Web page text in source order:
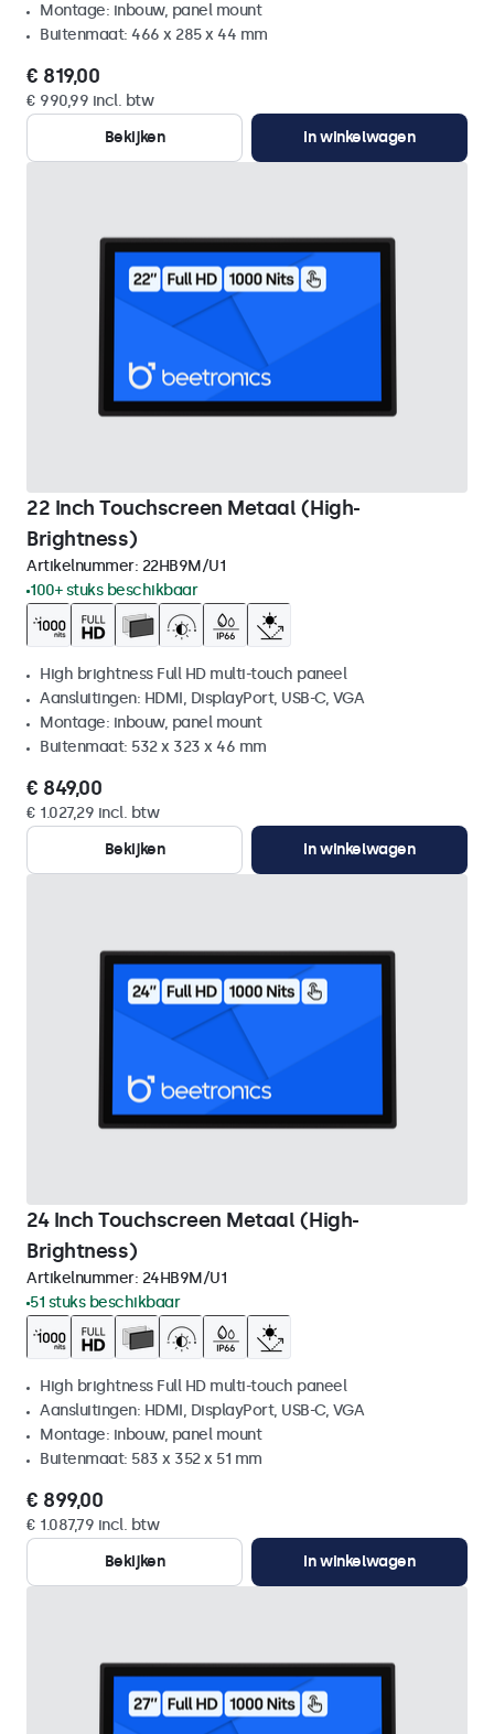
Montage: inbouw, panel mount
Buitenmaat: 466 x 285 x 44 mm
€ 819,00
€ 990,99 incl. btw
Bekijken
In winkelwagen
22 Inch Touchscreen Metaal (High-
Brightness)
Artikelnummer: 22HB9M/U1
100+ stuks beschikbaar
High brightness Full HD multi-touch paneel
Aansluitingen: HDMI, DisplayPort, USB-C, VGA
Montage: inbouw, panel mount
Buitenmaat: 532 x 323 x 46 mm
€ 849,00
€ 1.027,29 incl. btw
Bekijken
In winkelwagen
24 Inch Touchscreen Metaal (High-
Brightness)
Artikelnummer: 24HB9M/U1
51 stuks beschikbaar
High brightness Full HD multi-touch paneel
Aansluitingen: HDMI, DisplayPort, USB-C, VGA
Montage: inbouw, panel mount
Buitenmaat: 583 x 352 x 51 mm
€ 899,00
€ 1.087,79 incl. btw
Bekijken
In winkelwagen